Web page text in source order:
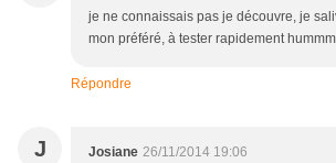
je ne connaissais pas je découvre, je
mon préféré, à tester rapidement
Répondre
J Josiane 26/11/2014 19:06